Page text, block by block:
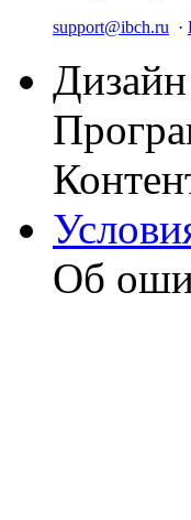
support@ibch.ru ·
Об